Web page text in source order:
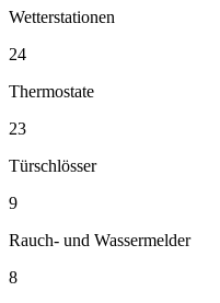
Wetterstationen
24
Thermostate
23
Türschlösser
9
Rauch- und Wassermelder
8